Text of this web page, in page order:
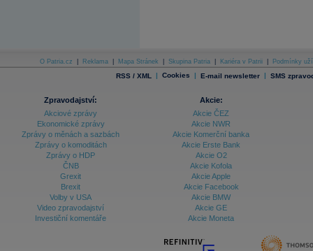
O Patria.cz Reklama Mapa Stránek Skupina Patria Kariéra v Patrii Podmínky
RSS / XML | Cookies | E-mail newsletter | SMS
Zpravodajství:
Akciové zprávy
Ekonomické zprávy
Zprávy o měnách a sazbách
Zprávy o komoditách
Zprávy o HDP
ČNB
Grexit
Brexit
Volby v USA
Video zpravodajství
Investiční komentáře
Akcie:
Akcie ČEZ
Akcie NWR
Akcie Komerční banka
Akcie Erste Bank
Akcie O2
Akcie Kofola
Akcie Apple
Akcie Facebook
Akcie BMW
Akcie GE
Akcie Moneta